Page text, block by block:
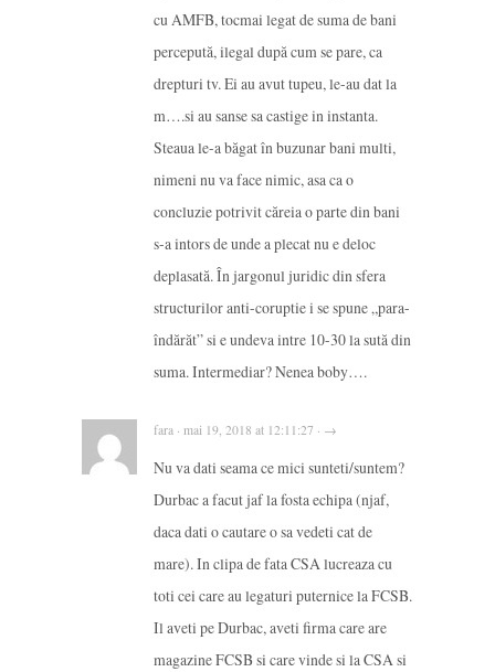
cu AMFB, tocmai legat de suma de bani
percepută, ilegal după cum se pare, ca
drepturi tv. Ei au avut tupeu, le-au dat la
m….si au sanse sa castige in instanta.
Steaua le-a băgat în buzunar bani multi,
nimeni nu va face nimic, asa ca o
concluzie potrivit căreia o parte din bani
s-a intors de unde a plecat nu e deloc
deplasată. În jargonul juridic din sfera
structurilor anti-coruptie i se spune „para-
îndărăt” si e undeva intre 10-30 la sută din
suma. Intermediar? Nenea boby….
fara · mai 19, 2018 at 12:11:27 · →
Nu va dati seama ce mici sunteti/suntem?
Durbac a facut jaf la fosta echipa (njaf,
daca dati o cautare o sa vedeti cat de
mare). In clipa de fata CSA lucreaza cu
toti cei care au legaturi puternice la FCSB.
Il aveti pe Durbac, aveti firma care are
magazine FCSB si care vinde si la CSA si